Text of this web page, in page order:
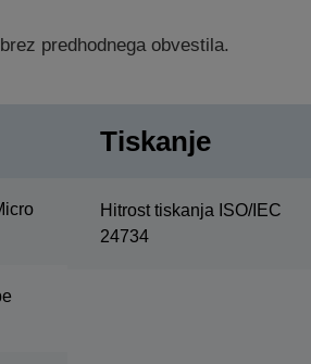
predhodnega obvestila.
Tiskanje
Hitrost tiskanja ISO/IEC
24734